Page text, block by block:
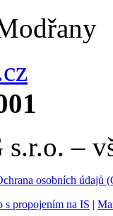
–
osobních údajů
propojením na IS |